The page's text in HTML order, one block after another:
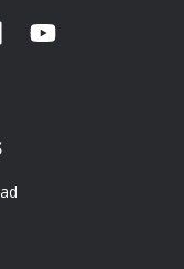
YouTube